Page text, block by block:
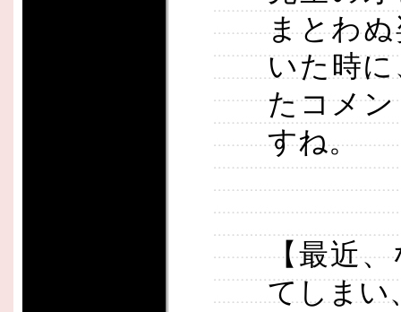
まとわ
いた時
たコメ
すね。
【最近
てしまい